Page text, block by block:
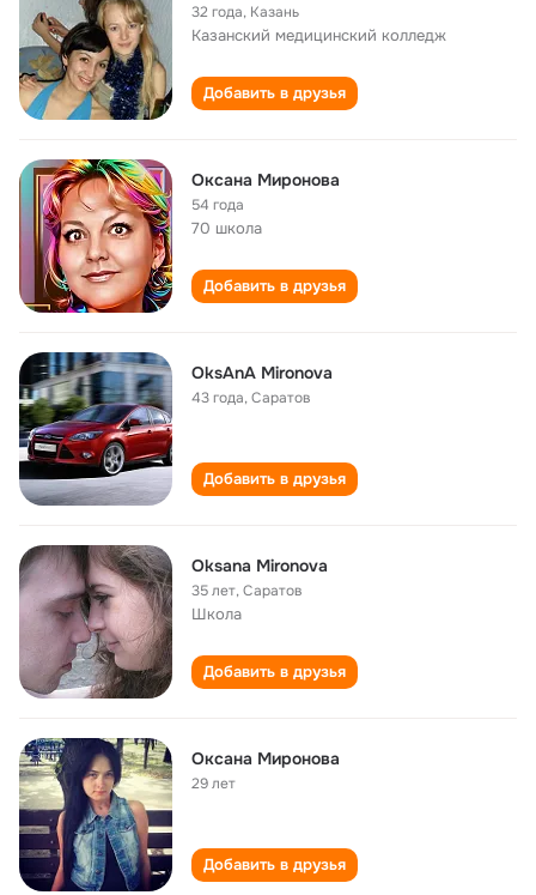
32 года, Казань
Казанский медицинский колледж
Добавить в друзья
Оксана Миронова
54 года
70 школа
Добавить в друзья
OksAnA Mironova
43 года,Саратов
Добавить в друзья
Oksana Mironova
35 лет,Саратов
Школа
Добавить в друзья
Оксана Миронова
29 лет
Добавить в друзья